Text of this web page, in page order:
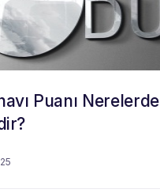
Puanı Nerelerde